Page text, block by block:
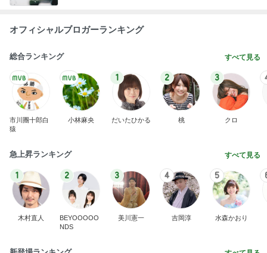
オフィシャルブロガーランキング
総合ランキング すべて見る
市川團十郎白
猿
小林麻央
1
だいたひかる
2
桃
3
クロ
急上昇ランキング すべて見る
1
木村直人
2
BEYOOOOO
NDS
3
美川憲一
4
吉岡淳
5
水森かおり